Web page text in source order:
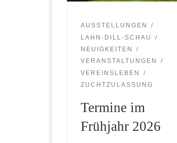
AUSSTELLUNGEN
LAHN-DILL-SCHAU
NEUIGKEITEN
VERANSTALTUNGEN
VEREINSLEBEN
ZUCHTZULASSUNG
Termine im
Frühjahr 2026